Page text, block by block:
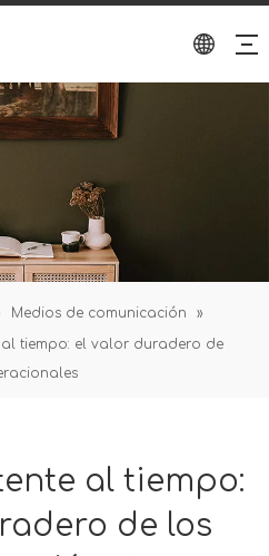
Medios de comunicación
»
al tiempo: el valor duradero de
al tiempo:
de los